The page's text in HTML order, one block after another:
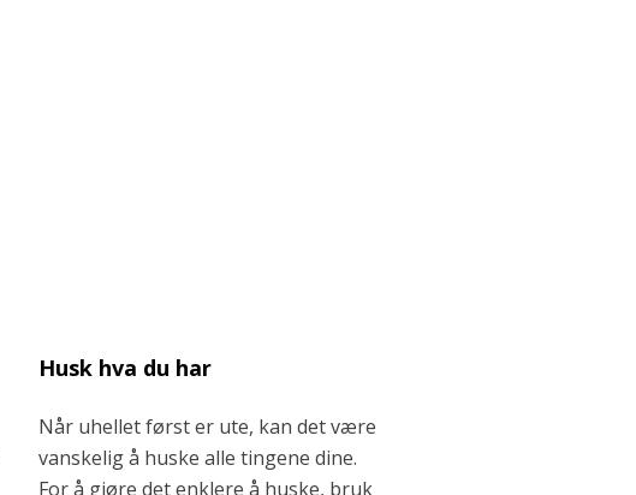
Husk hva du har
Når uhellet først er ute, kan det være
vanskelig å huske alle tingene dine.
For å gjøre det enklere å huske, bruk